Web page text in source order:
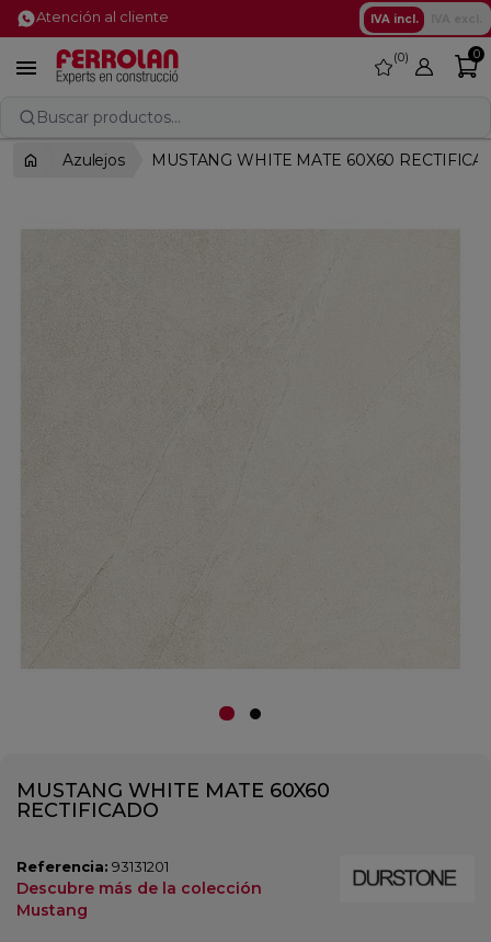
Atención al cliente IVA incl.
 favorite
0 0
Buscar productos...
Azulejos MUSTANG WHITE MATE 60X60
MUSTANG WHITE MATE 60X60
RECTIFICADO
Referencia: 93131201
Descubre más de la colección
Mustang